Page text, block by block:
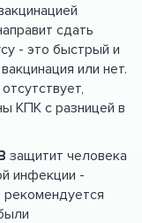
сдать
- это быстрый и
или нет.
КПК с разницей в
защитит человека
инфекции -
рекомендуется